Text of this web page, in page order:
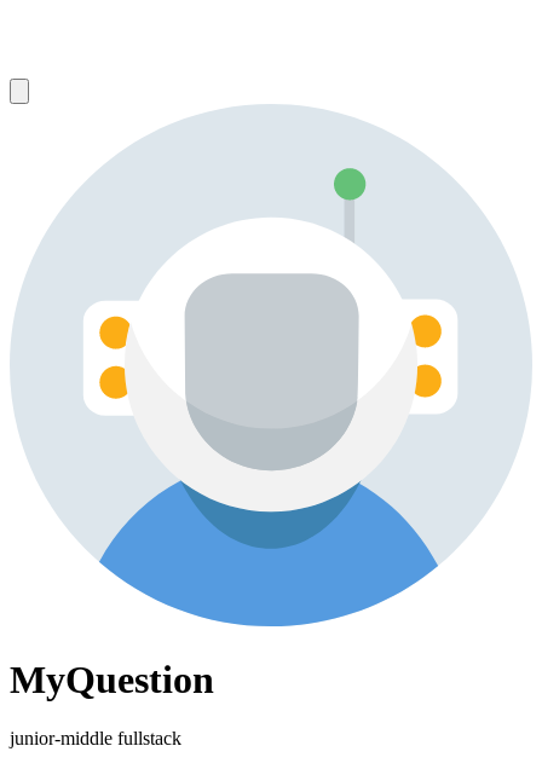
MyQuestion
junior-middle fullstack